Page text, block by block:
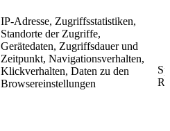
IP-Adresse, Zugriffsstatistiken,
Standorte der Zugriffe,
Gerätedaten, Zugriffsdauer und
Zeitpunkt, Navigationsverhalten,
Klickverhalten, Daten zu den
Browsereinstellungen